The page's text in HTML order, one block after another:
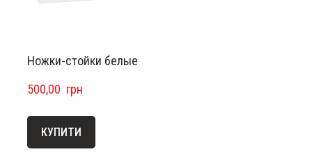
Ножки-стойки белые
500,00  грн
КУПИТИ